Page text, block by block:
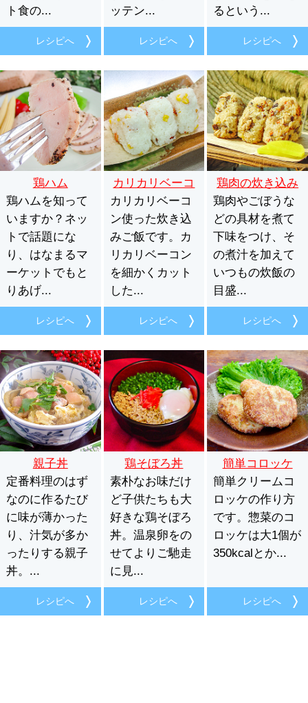
ト食の...
レシピへ
ッテン...
レシピへ
るという...
レシピへ
鶏ハム
鶏ハムを知って
いますか？ネッ
トで話題にな
り、はなまるマ
ーケットでもと
りあげ...
レシピへ
カリカリベーコ
ンの炊き込みご
飯
カリカリベーコ
ン使った炊き込
みご飯です。カ
リカリベーコン
を細かくカット
した...
レシピへ
鶏肉の炊き込み
ご飯
鶏肉やごぼうな
どの具材を煮て
下味をつけ、そ
の煮汁を加えて
いつもの炊飯の
目盛...
レシピへ
親子丼
定番料理のはず
なのに作るたび
に味が薄かった
り、汁気が多か
ったりする親子
丼。...
レシピへ
鶏そぼろ丼
素朴なお味だけ
ど子供たちも大
好きな鶏そぼろ
丼。温泉卵をの
せてよりご馳走
に見...
レシピへ
簡単コロッケ
簡単クリームコ
ロッケの作り方
です。惣菜のコ
ロッケは大1個が
350kcalとか...
レシピへ